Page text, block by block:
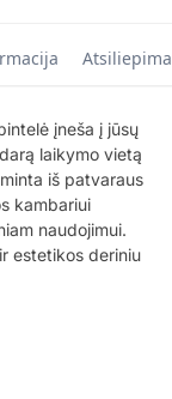
įneša į jūsų
laikymo vietą
iš patvaraus
kambariui
naudojimui.
estetikos deriniu